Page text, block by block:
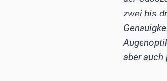
zwei bis
aber auch